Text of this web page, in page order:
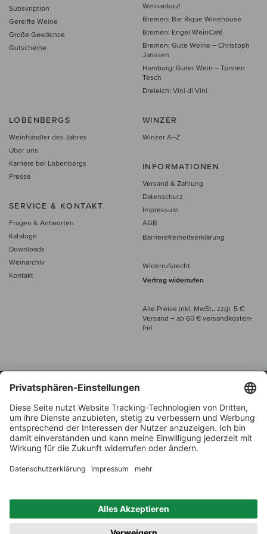
Subskription
Gereifte Weine
Große Gewächse
Gutscheine
Weinankauf
Bremen: Bar Rique Winehouse
Bremen: Engel WeinCafé
Bremen: Gute Weine – Christoph
Janssen
Hamburg: Guter Wein – Torsten
Tesch
Dreieich: Vini di Vini
LOBENBERGS
Weinhändler des Jahres
Über uns
Karriere bei Lobenbergs
Presse
SERVICE & KONTAKT
Fragen & Antworten
Kataloge
Downloads
Weinarchiv
Kontakt
WINZER
Winzer A–Z
INFORMATIONEN
Versand & Zahlung
Datenschutz
Impressum
AGB
Barrierefreiheitserklärung
Widerrufsrecht
Vertrag widerrufen
Alle Preise inkl. MwSt., zzgl. 5 €
Versand – ab 60 € versand­kosten­
frei
Beratung unter
+49 421 696 797-0
1.000 Winzer –
Über 7.000 Weine
Weinhändler
des Jahres 2022